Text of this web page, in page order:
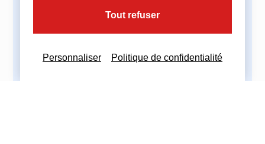
Partagez cette actualité :
Tout refuser
Personnaliser Politique de confidentialité